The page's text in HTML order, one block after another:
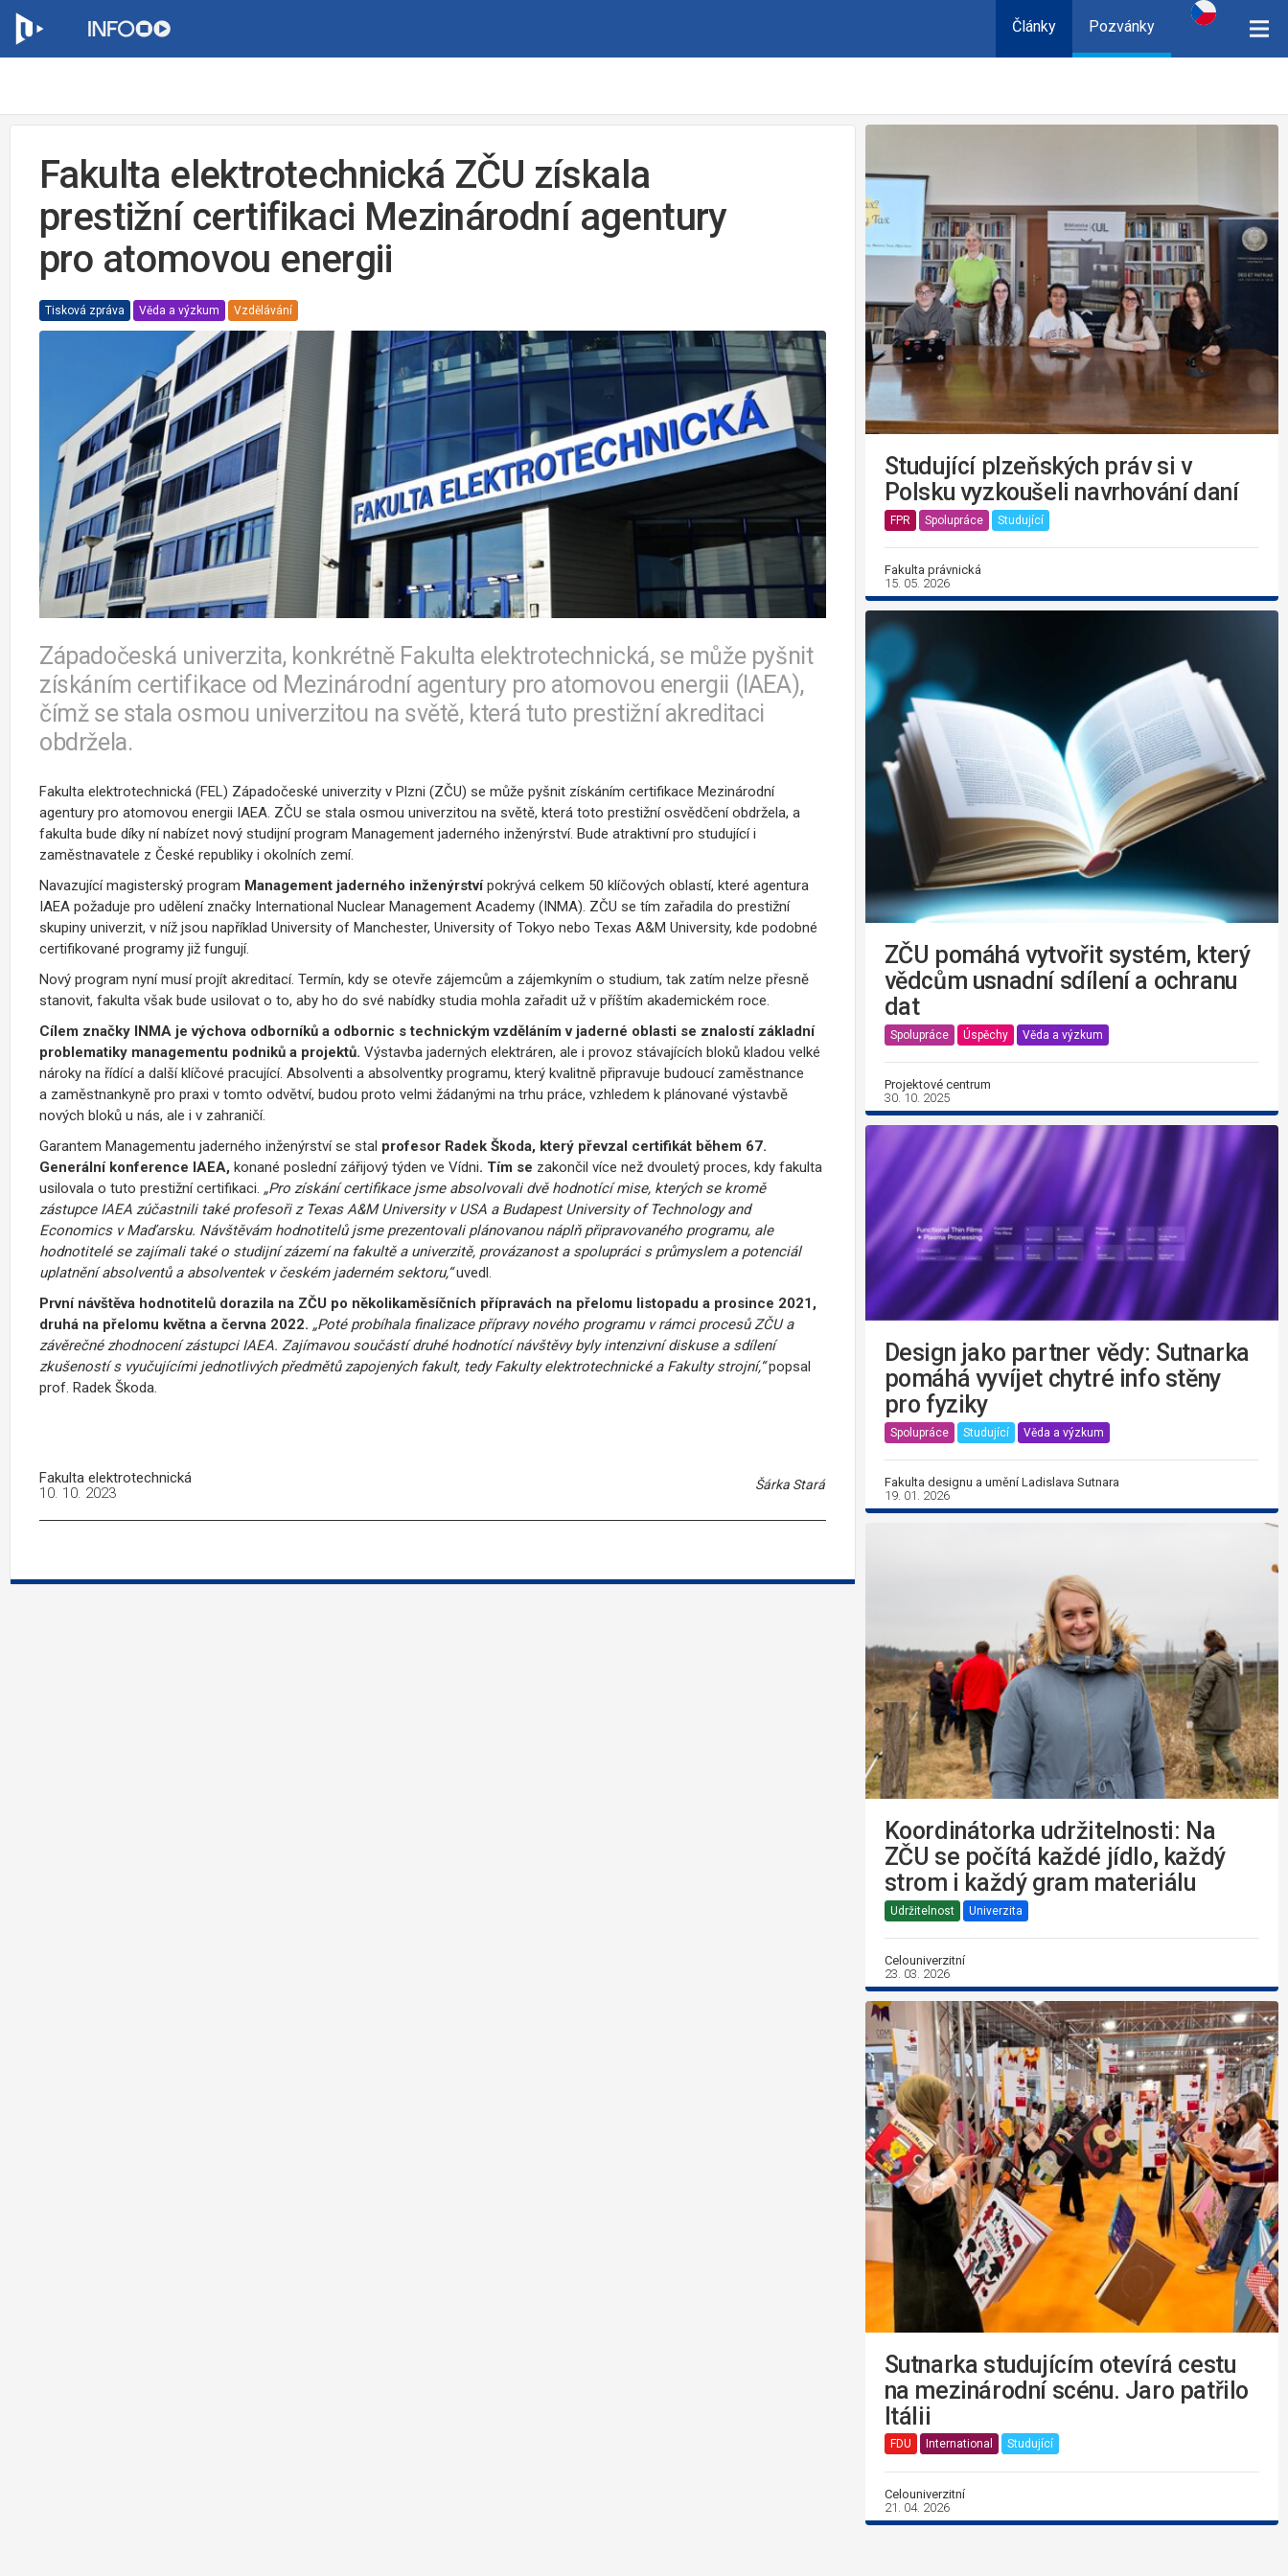
Články Pozvánky
Fakulta elektrotechnická ZČU získala
prestižní certifikaci Mezinárodní agentury
pro atomovou energii
Tisková zpráva Věda a výzkum Vzdělávání
Západočeská univerzita, konkrétně Fakulta elektrotechnická, se může pyšnit
získáním certifikace od Mezinárodní agentury pro atomovou energii (IAEA),
čímž se stala osmou univerzitou na světě, která tuto prestižní akreditaci
obdržela.
Fakulta elektrotechnická (FEL) Západočeské univerzity v Plzni (ZČU) se může pyšnit získáním certifikace Mezinárodní
agentury pro atomovou energii IAEA. ZČU se stala osmou univerzitou na světě, která toto prestižní osvědčení obdržela, a
fakulta bude díky ní nabízet nový studijní program Management jaderného inženýrství. Bude atraktivní pro studující i
zaměstnavatele z České republiky i okolních zemí.
Navazující magisterský program Management jaderného inženýrstvípokrývá celkem 50 klíčových oblastí, které agentura
IAEA požaduje pro udělení značky International Nuclear Management Academy (INMA). ZČU se tím zařadila do prestižní
skupiny univerzit, v níž jsou například University of Manchester, University of Tokyo nebo Texas A&M University, kde podobné
certifikované programy již fungují.
Nový program nyní musí projít akreditací. Termín, kdy se otevře zájemcům a zájemkyním o studium, tak zatím nelze přesně
stanovit, fakulta však bude usilovat o to, aby ho do své nabídky studia mohla zařadit už v příštím akademickém roce.
Cílem značky INMA je výchova odborníků a odbornic s technickým vzděláním v jaderné oblasti se znalostí základní
problematiky managementu podniků a projektů. Výstavba jaderných elektráren, ale i provoz stávajících bloků kladou velké
nároky na řídící a další klíčové pracující. Absolventi a absolventky programu, který kvalitně připravuje budoucí zaměstnance
a zaměstnankyně pro praxi v tomto odvětví, budou proto velmi žádanými na trhu práce, vzhledem k plánované výstavbě
nových bloků u nás, ale i v zahraničí.
Garantem Managementu jaderného inženýrství se stal profesor Radek Škoda, který převzal certifikát během 67.
Generální konference IAEA, konané poslední zářijový týden ve Vídni. Tím se zakončil více než dvouletý proces, kdy fakulta
usilovala o tuto prestižní certifikaci. „Pro získání certifikace jsme absolvovali dvě hodnotící mise, kterých se kromě
zástupce IAEA zúčastnili také profesoři z Texas A&M University v USA a Budapest University of Technology and
Economics v Maďarsku. Návštěvám hodnotitelů jsme prezentovali plánovanou náplň připravovaného programu, ale
hodnotitelé se zajímali také o studijní zázemí na fakultě a univerzitě, provázanost a spolupráci s průmyslem a potenciál
uplatnění absolventů a absolventek v českém jaderném sektoru,“uvedl.
První návštěva hodnotitelů dorazila na ZČU po několikaměsíčních přípravách na přelomu listopadu a prosince 2021,
druhá na přelomu května a června 2022. „Poté probíhala finalizace přípravy nového programu v rámci procesů ZČU a
závěrečné zhodnocení zástupci IAEA. Zajímavou součástí druhé hodnotící návštěvy byly intenzivní diskuse a sdílení
zkušeností s vyučujícími jednotlivých předmětů zapojených fakult, tedy Fakulty elektrotechnické a Fakulty strojní,“ popsal
prof. Radek Škoda.
Fakulta elektrotechnická Šárka Stará
10. 10. 2023
Studující plzeňských práv si v
Polsku vyzkoušeli navrhování daní
FPR Spolupráce Studující
Fakulta právnická
15. 05. 2026
ZČU pomáhá vytvořit systém, který
vědcům usnadní sdílení a ochranu
dat
Spolupráce Úspěchy Věda a výzkum
Projektové centrum
30. 10. 2025
Design jako partner vědy: Sutnarka
pomáhá vyvíjet chytré info stěny
pro fyziky
Spolupráce Studující Věda a výzkum
Fakulta designu a umění Ladislava Sutnara
19. 01. 2026
Koordinátorka udržitelnosti: Na
ZČU se počítá každé jídlo, každý
strom i každý gram materiálu
Udržitelnost Univerzita
Celouniverzitní
23. 03. 2026
Sutnarka studujícím otevírá cestu
na mezinárodní scénu. Jaro patřilo
Itálii
FDU International Studující
Celouniverzitní
21. 04. 2026